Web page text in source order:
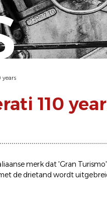
years
110
merk dat 'Gran
de drietand wordt